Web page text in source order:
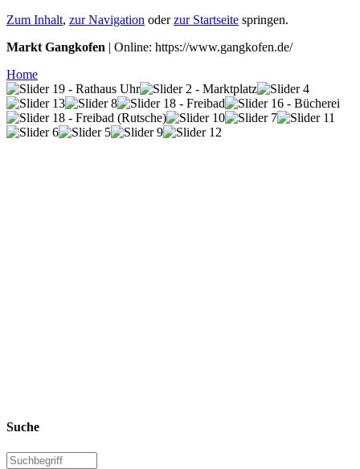
Zum Inhalt, zur Navigation oderzur Startseite springen.
Markt Gangkofen | Online: https://www.gangkofen.de/
Home
Suche